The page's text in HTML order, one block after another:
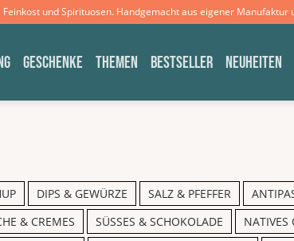
Feinkost und Spirituosen. Handgemacht aus eigener Manufaktur
GESCHENKE THEMEN BESTSELLER NEUHEITEN
DIPS & GEWÜRZE SALZ & PFEFFER
& CREMES SÜSSES & SCHOKOLADE NATIVES